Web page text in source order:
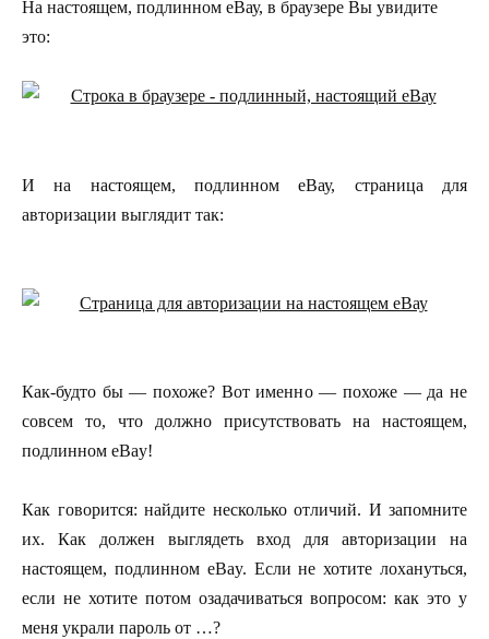
На настоящем, подлинном еВау, в браузере Вы увидите
это:
И на настоящем, подлинном еВау, страница для
авторизации выглядит так:
Как-будто бы — похоже? Вот именно — похоже — да не
совсем то, что должно присутствовать на настоящем,
подлинном еВay!
Как говорится: найдите несколько отличий. И запомните
их. Как должен выглядеть вход для авторизации на
настоящем, подлинном еВay. Если не хотите лохануться,
если не хотите потом озадачиваться вопросом: как это у
меня украли пароль от …?